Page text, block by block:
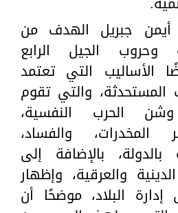
أيمن جبريل الهدف من
وحروب الجيل الرابع
الأساليب التي تعتمد
والتي تقوم
الحرب النفسية،
المخدرات، والفساد،
بالدولة، بالإضافة إلى
والعرقية، وإظهار
البلاد، موضحًا أن